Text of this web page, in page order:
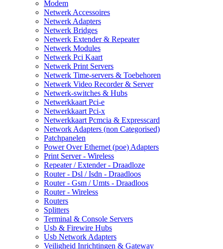
Modem
Netwerk Accessoires
Netwerk Adapters
Netwerk Bridges
Netwerk Extender & Repeater
Netwerk Modules
Netwerk Pci Kaart
Netwerk Print Servers
Netwerk Time-servers & Toebehoren
Netwerk Video Recorder & Server
Netwerk-switches & Hubs
Netwerkkaart Pci-e
Netwerkkaart Pci-x
Netwerkkaart Pcmcia & Expresscard
Network Adapters (non Categorised)
Patchpanelen
Power Over Ethernet (poe) Adapters
Print Server - Wireless
Repeater / Extender - Draadloze
Router - Dsl / Isdn - Draadloos
Router - Gsm / Umts - Draadloos
Router - Wireless
Routers
Splitters
Terminal & Console Servers
Usb & Firewire Hubs
Usb Network Adapters
Veiligheid Inrichtingen & Gateway